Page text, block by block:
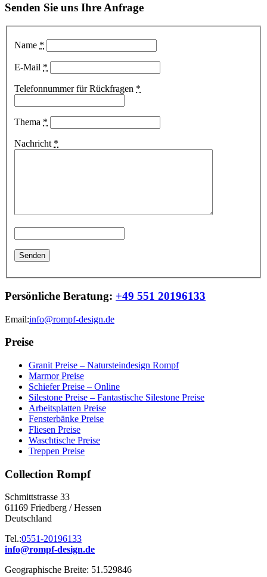
Senden Sie uns Ihre Anfrage
Name *
E-Mail *
Telefonnummer für Rückfragen *
Thema *
Nachricht *
Persönliche Beratung: +49 551 20196133
Email:info@rompf-design.de
Preise
Granit Preise – Natursteindesign Rompf
Marmor Preise
Schiefer Preise – Online
Silestone Preise – Fantastische Silestone Preise
Arbeitsplatten Preise
Fensterbänke Preise
Fliesen Preise
Waschtische Preise
Treppen Preise
Collection Rompf
Schmittstrasse 33
61169 Friedberg / Hessen
Deutschland
Tel.:0551-20196133
info@rompf-design.de
Geographische Breite: 51.529846